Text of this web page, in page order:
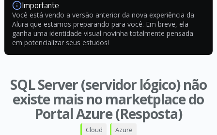
Importante
Você está vendo a versão anterior da nova experiência da
Alura que estamos preparando para você. Em breve, ela
ganha uma identidade visual novinha totalmente pensada
em potencializar seus estudos!
SQL Server (servidor lógico) não
existe mais no marketplace do
Portal Azure (Resposta)
Cloud Azure